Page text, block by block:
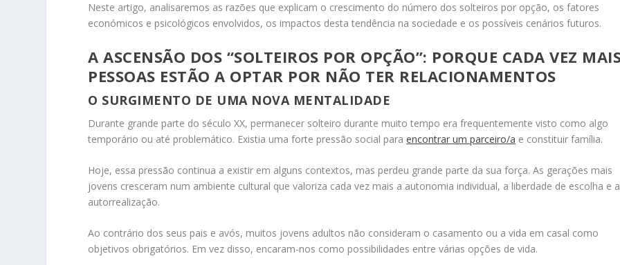
Neste artigo, analisaremos as razões que explicam o crescimento do número dos solteiros por opção, os fatores
económicos e psicológicos envolvidos, os impactos desta tendência na sociedade e os possíveis cenários futuros.
A ASCENSÃO DOS “SOLTEIROS POR OPÇÃO”: PORQUE CADA VEZ
PESSOAS ESTÃO A OPTAR POR NÃO TER RELACIONAMENTOS
O SURGIMENTO DE UMA NOVA MENTALIDADE
Durante grande parte do século XX, permanecer solteiro durante muito tempo era frequentemente visto como algo
temporário ou até problemático. Existia uma forte pressão social paraencontrar um parceiro/a e constituir família.
Hoje, essa pressão continua a existir em alguns contextos, mas perdeu grande parte da sua força. As gerações mais
jovens cresceram num ambiente cultural que valoriza cada vez mais a autonomia individual, a liberdade de escolha e a
autorrealização.
Ao contrário dos seus pais e avós, muitos jovens adultos não consideram o casamento ou a vida em casal como
objetivos obrigatórios. Em vez disso, encaram-nos como possibilidades entre várias opções de vida.